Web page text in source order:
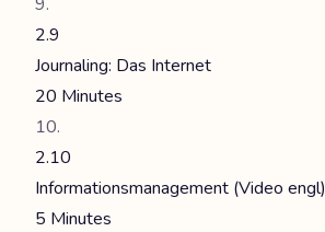
2.9
Journaling: Das Internet
20 Minutes
2.10
Informationsmanagement (Video engl)
5 Minutes